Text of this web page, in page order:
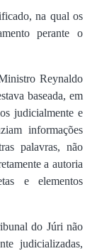
na qual os
perante o
Reynaldo
baseada, em
judicialmente e
informações
palavras, não
a autoria
e elementos
do Júri não
judicializadas,